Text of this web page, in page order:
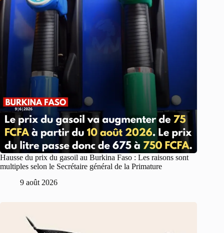
Hausse du prix du gasoil au Burkina Faso : Les raisons sont
multiples selon le Secrétaire général de la Primature
9 août 2026